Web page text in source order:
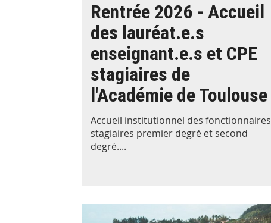
Rentrée 2026 - Accueil
des lauréat.e.s
enseignant.e.s et CPE
stagiaires de
l'Académie de Toulouse
Accueil institutionnel des fonctionnaires
stagiaires premier degré et second
degré....